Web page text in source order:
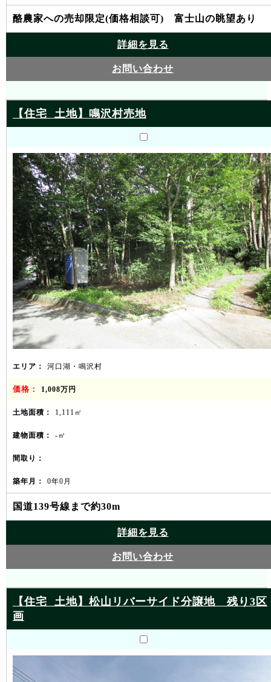
酪農家への売却限定(価格相談可) 富士山の眺望あり
詳細を見る
お問い合わせ
【住宅 土地】鳴沢村売地
エリア： 河口湖・鳴沢村
価格： 1,008万円
土地面積： 1,111㎡
建物面積： -㎡
間取り：
築年月： 0年0月
国道139号線まで約30m
詳細を見る
お問い合わせ
【住宅 土地】松山リバーサイド分譲地 残り3区
画